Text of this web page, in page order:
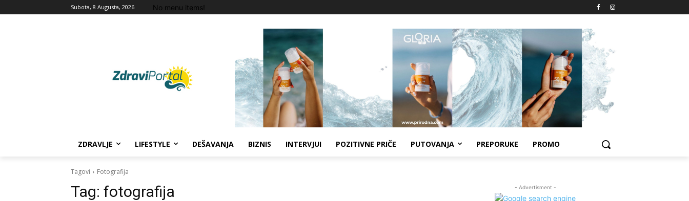
Subota, 8 Augusta, 2026 No menu items!
ZDRAVLJE LIFESTYLE DEŠAVANJA BIZNIS INTERVJUI POZITIVNE PRIČE PUTOVANJA PREPORUKE PROMO
Tagovi Fotografija
Tag: fotografija - Advertisment -